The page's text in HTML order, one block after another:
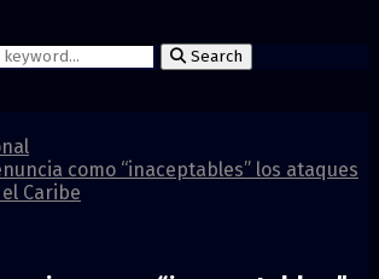
Search
como “inaceptables” los ataques
el Caribe